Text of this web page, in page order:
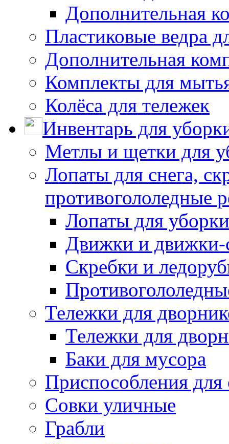
Дополнительная
Пластиковые ведра
Дополнительная
Комплекты для
Колёса для тележек
Инвентарь для
Метлы и щетки для
Лопаты для снега,
противогололедные
Лопаты для
Движки и движки-
Скребки и
Тележки для
Тележки для
Баки для мусора
Приспособления для
Совки уличные
Грабли